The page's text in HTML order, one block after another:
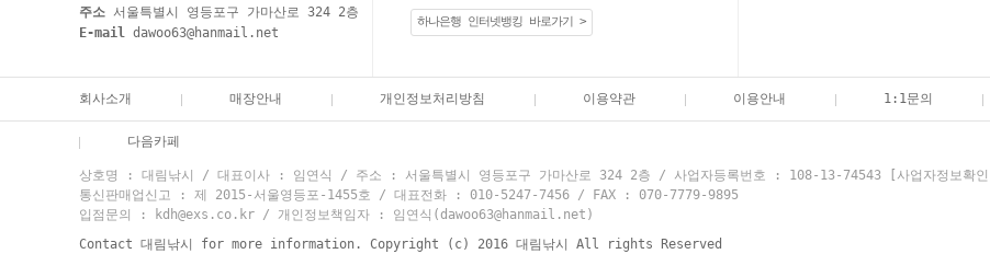
주소 서울특별시 영등포구 가마산로 324 2층
E-mail dawoo63@hanmail.net
하나은행 인터넷뱅킹 바로가기 >
회사소개 매장안내 개인정보처리방침 이용약관 이용안내 1:1문의
다음카페
상호명 : 대림낚시 / 대표이사 : 임연식 / 주소 : 서울특별시 영등포구 가마산로 324 2층 / 사업자등록번호 : 108-13-74543
[사업자정보확인]
통신판매업신고 : 제 2015-서울영등포-1455호 / 대표전화 : 010-5247-7456 / FAX : 070-7779-9895
입점문의 : kdh@exs.co.kr / 개인정보책임자 : 임연식(dawoo63@hanmail.net)
Contact 대림낚시 for more information. Copyright (c) 2016 대림낚시 All rights Reserved